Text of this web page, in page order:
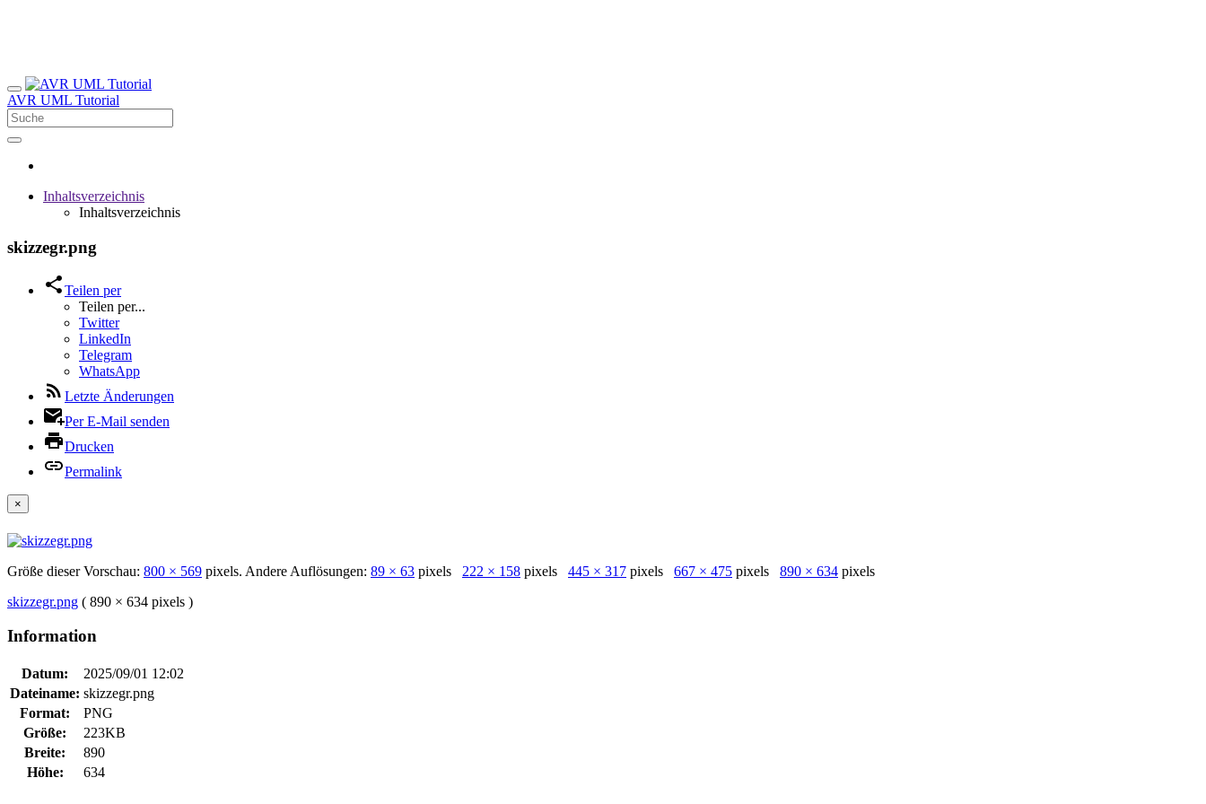
AVR UML Tutorial
Inhaltsverzeichnis
Inhaltsverzeichnis
skizzegr.png
Teilen per
Teilen per...
Twitter
LinkedIn
Telegram
WhatsApp
Letzte Änderungen
Per E-Mail senden
Drucken
Permalink
×
Größe dieser Vorschau: 800 × 569 pixels. Andere Auflösungen: 89 × 63 pixels 222 × 158 pixels 445 × 317 pixels 667 × 475 pixels 890 × 634 pixels
skizzegr.png ( 890 × 634 pixels )
Information
Datum:
2025/09/01 12:02
Dateiname: skizzegr.png
Format:
PNG
Größe:
223KB
Breite:
890
Höhe:
634